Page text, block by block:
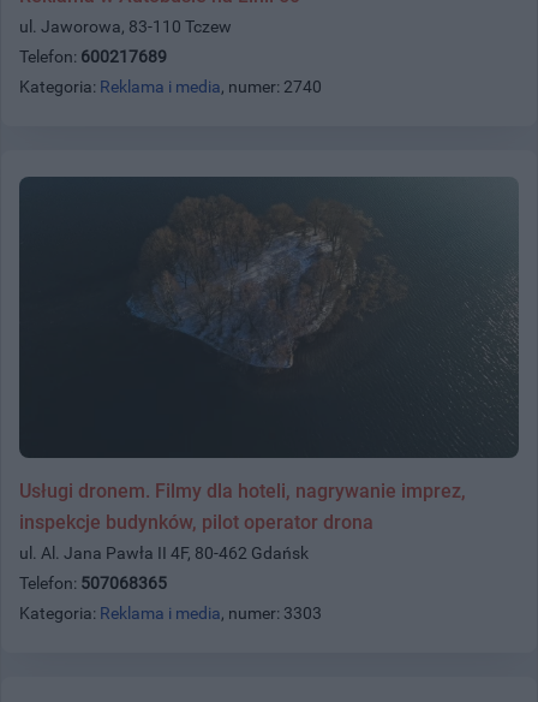
ul. Jaworowa, 83-110 Tczew
Telefon: 600217689
Kategoria: Reklama i media, numer: 2740
Usługi dronem. Filmy dla hoteli, nagrywanie imprez,
inspekcje budynków, pilot operator drona
ul. Al. Jana Pawła II 4F, 80-462 Gdańsk
Telefon: 507068365
Kategoria: Reklama i media, numer: 3303